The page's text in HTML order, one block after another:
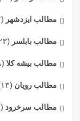
مطالب ایزدشهر (۱۲)
مطالب بابلسر (۲۳)
مطالب بیشه کلا (۸)
مطالب رویان (۱۳)
مطالب سرخرود (۶۹)